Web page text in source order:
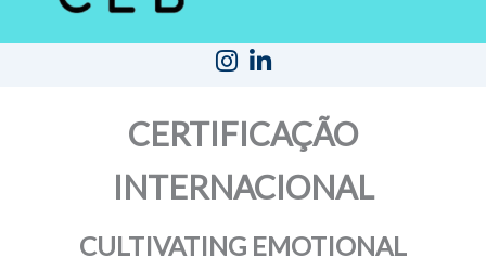
I
t
g
r
a
L
k
d
i
n
CERTIFICAÇÃO
INTERNACIONAL
CULTIVATING EMOTIONAL